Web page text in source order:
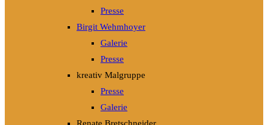
Presse
Birgit Wehmhoyer
Galerie
Presse
kreativ Malgruppe
Presse
Galerie